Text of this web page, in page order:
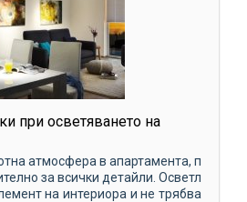
при осветяването на
атмосфера в апартамента, п
за всички детайли. Осветл
на интериора и не трябва